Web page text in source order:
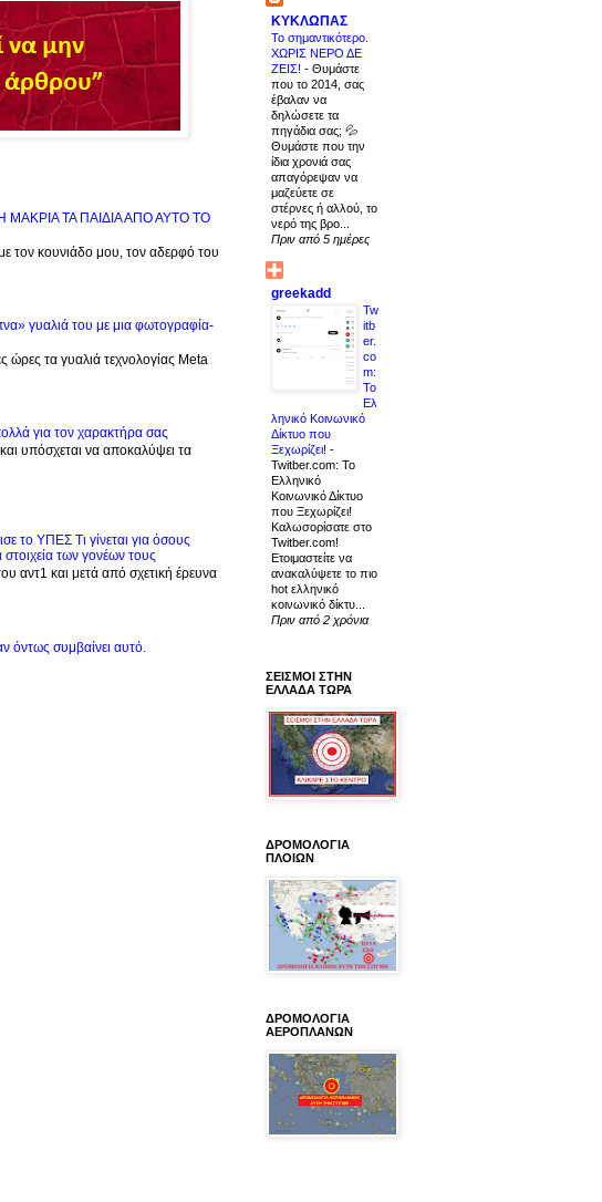
ΜΑΚΡΙΑ ΤΑ ΠΑΙΔΙΑ ΑΠΟ ΑΥΤΟ ΤΟ
με τον κουνιάδο μου, τον αδερφό του
γυαλιά του με μια φωτογραφία-
ώρες τα γυαλιά τεχνολογίας Meta
για τον χαρακτήρα σας
υπόσχεται να αποκαλύψει τα
το ΥΠΕΣ Τι γίνεται για όσους
των γονέων τους
αντ1 και μετά από σχετική έρευνα
όντως συμβαίνει αυτό.
ΚΥΚΛΩΠΑΣ
Το σημαντικότερο.
ΧΩΡΙΣ ΝΕΡΟ ΔΕ
ΖΕΙΣ! - Θυμάστε
που το 2014, σας
έβαλαν να
δηλώσετε τα
πηγάδια σας; 💦
Θυμάστε που την
ίδια χρονιά σας
απαγόρεψαν να
μαζεύετε σε
στέρνες ή αλλού, το
νερό της βρο...
Πριν από 5 ημέρες
greekadd
Tw
itb
er.
co
m:
Το
Ελ
ληνικό Κοινωνικό
Δίκτυο που
Ξεχωρίζει! -
Twitber.com: Το
Ελληνικό
Κοινωνικό Δίκτυο
που Ξεχωρίζει!
Καλωσορίσατε στο
Twitber.com!
Ετοιμαστείτε να
ανακαλύψετε το πιο
hot ελληνικό
κοινωνικό δίκτυ...
Πριν από 2 χρόνια
ΣΕΙΣΜΟΙ ΣΤΗΝ
ΕΛΛΑΔΑ ΤΩΡΑ
ΔΡΟΜΟΛΟΓΙΑ
ΠΛΟΙΩΝ
ΔΡΟΜΟΛΟΓΙΑ
ΑΕΡΟΠΛΑΝΩΝ